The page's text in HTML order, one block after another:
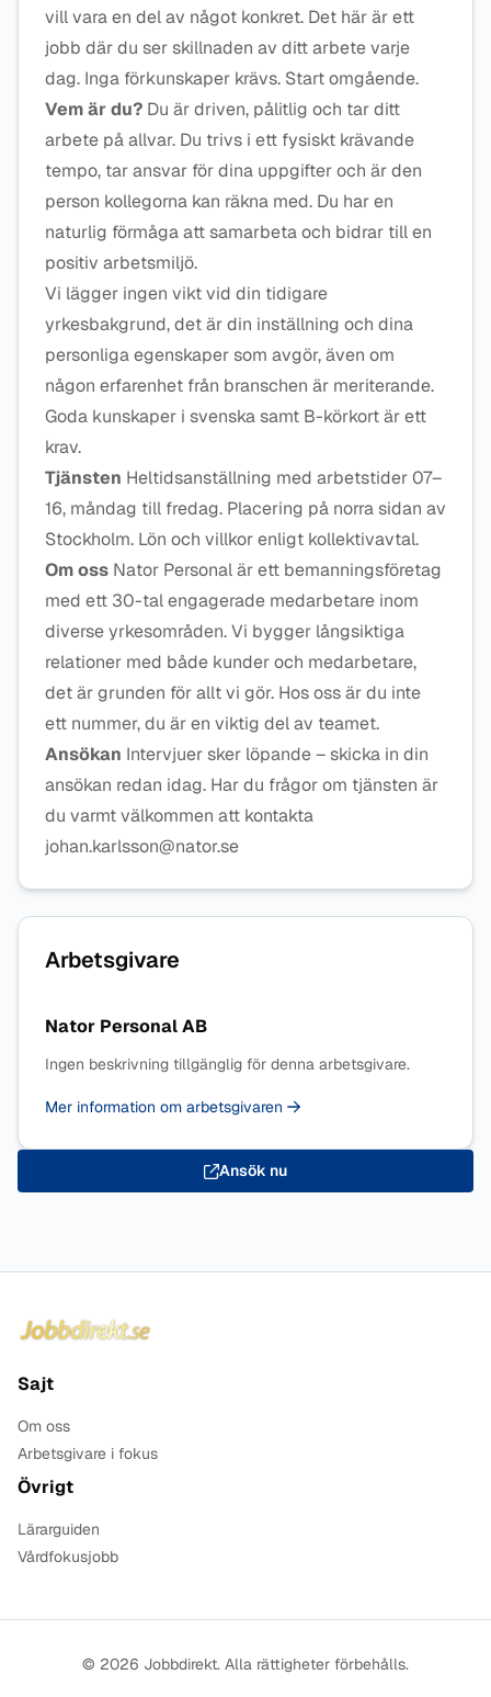
vill vara en del av något konkret. Det här är ett
jobb där du ser skillnaden av ditt arbete varje
dag. Inga förkunskaper krävs. Start omgående.
Vem är du? Du är driven, pålitlig och tar ditt
arbete på allvar. Du trivs i ett fysiskt krävande
tempo, tar ansvar för dina uppgifter och är den
person kollegorna kan räkna med. Du har en
naturlig förmåga att samarbeta och bidrar till en
positiv arbetsmiljö.
Vi lägger ingen vikt vid din tidigare
yrkesbakgrund, det är din inställning och dina
personliga egenskaper som avgör, även om
någon erfarenhet från branschen är meriterande.
Goda kunskaper i svenska samt B-körkort är ett
krav.
Tjänsten Heltidsanställning med arbetstider 07–
16, måndag till fredag. Placering på norra sidan av
Stockholm. Lön och villkor enligt kollektivavtal.
Om oss Nator Personal är ett bemanningsföretag
med ett 30-tal engagerade medarbetare inom
diverse yrkesområden. Vi bygger långsiktiga
relationer med både kunder och medarbetare,
det är grunden för allt vi gör. Hos oss är du inte
ett nummer, du är en viktig del av teamet.
Ansökan Intervjuer sker löpande – skicka in din
ansökan redan idag. Har du frågor om tjänsten är
du varmt välkommen att kontakta
johan.karlsson@nator.se
Arbetsgivare
Nator Personal AB
Ingen beskrivning tillgänglig för denna arbetsgivare.
Mer information om arbetsgivaren
Ansök nu
Sajt
Om oss
Arbetsgivare i fokus
Övrigt
Lärarguiden
Vårdfokusjobb
© 2026 Jobbdirekt. Alla rättigheter förbehålls.